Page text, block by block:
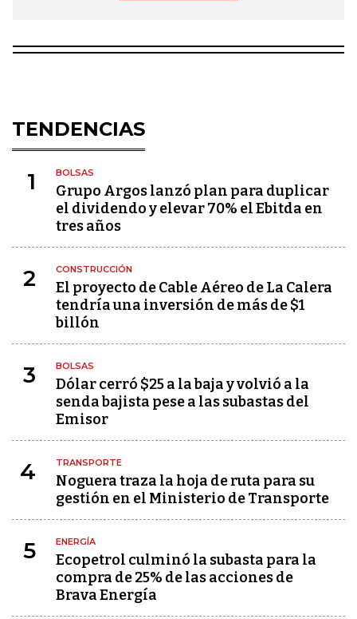
TENDENCIAS
1 BOLSAS
Grupo Argos lanzó plan para duplicar
el dividendo y elevar 70% el Ebitda en
tres años
2 CONSTRUCCIÓN
El proyecto de Cable Aéreo de La Calera
tendría una inversión de más de $1
billón
3 BOLSAS
Dólar cerró $25 a la baja y volvió a la
senda bajista pese a las subastas del
Emisor
4 TRANSPORTE
Noguera traza la hoja de ruta para su
gestión en el Ministerio de Transporte
5 ENERGÍA
Ecopetrol culminó la subasta para la
compra de 25% de las acciones de
Brava Energía